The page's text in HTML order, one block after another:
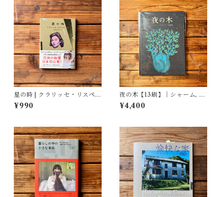
星の時 | クラリッセ・リスペク
トル, 福嶋 伸洋(訳)
¥990
夜の木【13刷】｜シャーム, バ
ーイー, ウルヴェーティ, 青木
恵都 訳
¥4,400